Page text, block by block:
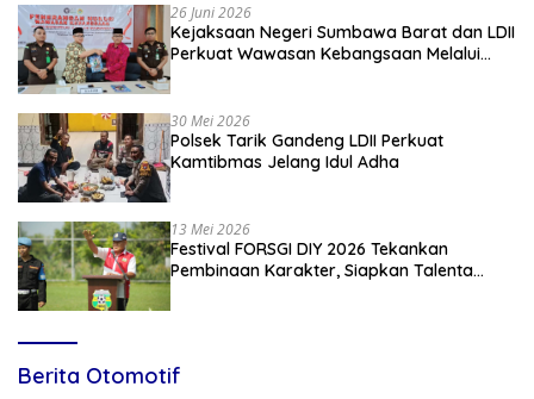
26 Juni 2026
Kejaksaan Negeri Sumbawa Barat dan LDII
Perkuat Wawasan Kebangsaan Melalui
30 Mei 2026
Polsek Tarik Gandeng LDII Perkuat
Kamtibmas Jelang Idul Adha
13 Mei 2026
Festival FORSGI DIY 2026 Tekankan
Pembinaan Karakter, Siapkan Talenta
Berita Otomotif